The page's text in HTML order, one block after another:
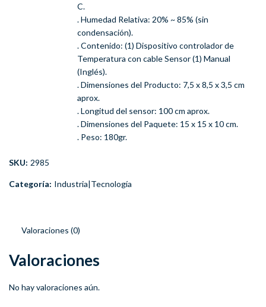
C.
. Humedad Relativa: 20% ~ 85% (sin
condensación).
. Contenido: (1) Dispositivo controlador de
Temperatura con cable Sensor (1) Manual
(Inglés).
. Dimensiones del Producto: 7,5 x 8,5 x 3,5 cm
aprox.
. Longitud del sensor: 100 cm aprox.
. Dimensiones del Paquete: 15 x 15 x 10 cm.
. Peso: 180gr.
SKU: 2985
Categoría: Industria|Tecnología
Valoraciones (0)
Valoraciones
No hay valoraciones aún.